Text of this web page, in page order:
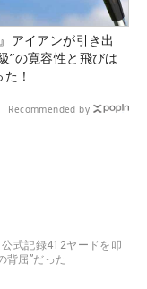
アイアンが引き出
”の寛容性と飛びは
！
Recommended by
式記録412ヤードを叩
背屈”だった